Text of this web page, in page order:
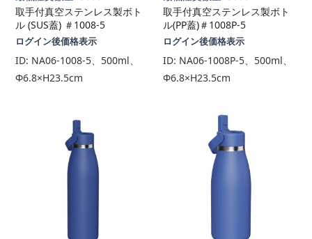
取手付真空ステンレス製ボト
ル (SUS蓋) ＃1008-5
ログイン後価格表示
ID: NA06-1008-5、500ml、
Φ6.8×H23.5cm
取手付真空ステンレス製ボト
ル(PP蓋)＃1008P-5
ログイン後価格表示
ID: NA06-1008P-5、500ml、
Φ6.8×H23.5cm